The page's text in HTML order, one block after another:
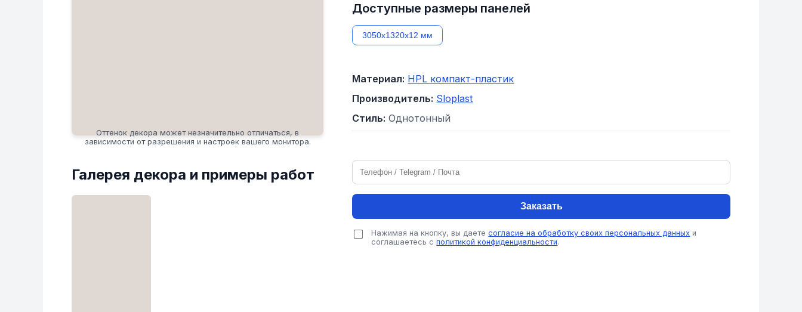
Оттенок декора может незначительно отличаться, в
зависимости от разрешения и настроек вашего монитора.
Галерея декора и примеры работ
Доступные размеры панелей
3050х1320х12 мм
Материал: HPL компакт-пластик
Производитель: Sloplast
Стиль: Однотонный
Заказать
Нажимая на кнопку, вы даетесогласие на обработку своих персональных данных и
соглашаетесь сполитикой конфиденциальности.